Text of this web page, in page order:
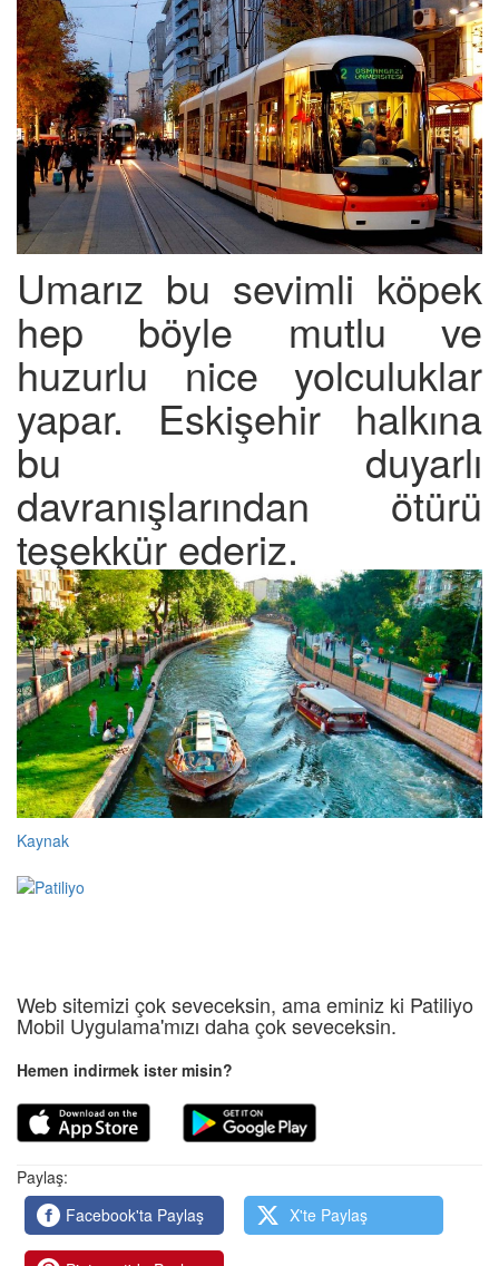
Umarız bu sevimli köpek
hep böyle mutlu ve
huzurlu nice yolculuklar
yapar. Eskişehir halkına
bu duyarlı
davranışlarından ötürü
teşekkür ederiz.
Kaynak
Web sitemizi çok seveceksin, ama eminiz ki Patiliyo
Mobil Uygulama'mızı daha çok seveceksin.
Hemen indirmek ister misin?
Paylaş:
Facebook'ta Paylaş
X'te Paylaş